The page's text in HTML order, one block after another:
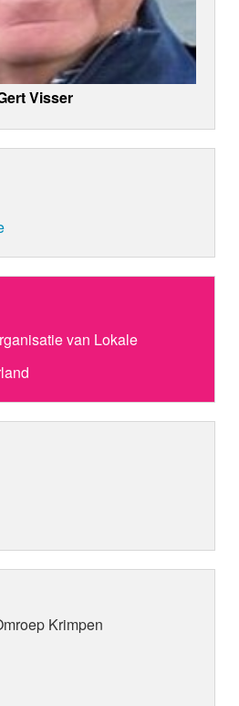
Visser
van Lokale
Krimpen